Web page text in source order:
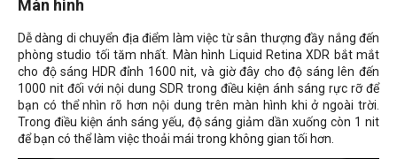
Màn hình
Dễ dàng di chuyển địa điểm làm việc từ sân thượng đầy nắng đến
phòng studio tối tăm nhất. Màn hình Liquid Retina XDR bắt mắt
cho độ sáng HDR đỉnh 1600 nit, và giờ đây cho độ sáng lên đến
1000 nit đối với nội dung SDR trong điều kiện ánh sáng rực rỡ để
bạn có thể nhìn rõ hơn nội dung trên màn hình khi ở ngoài trời.
Trong điều kiện ánh sáng yếu, độ sáng giảm dần xuống còn 1 nit
để bạn có thể làm việc thoải mái trong không gian tối hơn.